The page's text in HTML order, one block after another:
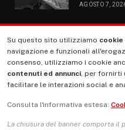
AGOSTO 7,
MENU
La Nostra Storia
Su questo sito utilizziamo
navigazione e funzionali
consenso, utilizziamo i cookie
contenuti ed annunci, per fornirti
facilitare le interazioni social e
Consulta l'informativa estesa:
La chiusura del banner comporta il